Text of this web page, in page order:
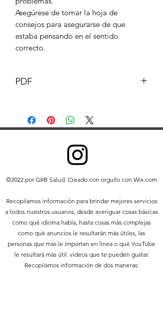
Asegúrese de tomar la hoja de
consejos para asegurarse de que
estaba pensando en el sentido
correcto.
PDF
propiedad intelectual de GB
Pharmacist © GB Pharmacy 2019.
Se prohíbe cualquier redistribución
o reproducción de parte o la
cualquier forma que no sea la
Puede imprimir o descargar
extractos en un disco duro local
únicamente para su uso personal
y no comercial.
Puede copiar el contenido a
terceros individuales para su uso
personal, pero solo si reconoce
©2022 por GRB Salud. Creado con orgullo con Wix.com
Recopilamos información para brindar mejores servicios
a todos nuestros usuarios, desde averiguar cosas básicas
como qué idioma habla, hasta cosas más complejas
como qué anuncios le resultarán más útiles, las
personas que más le importan en línea o qué YouTube
le resultará más útil. vídeos que te pueden gustar.
Recopilamos información de dos maneras: